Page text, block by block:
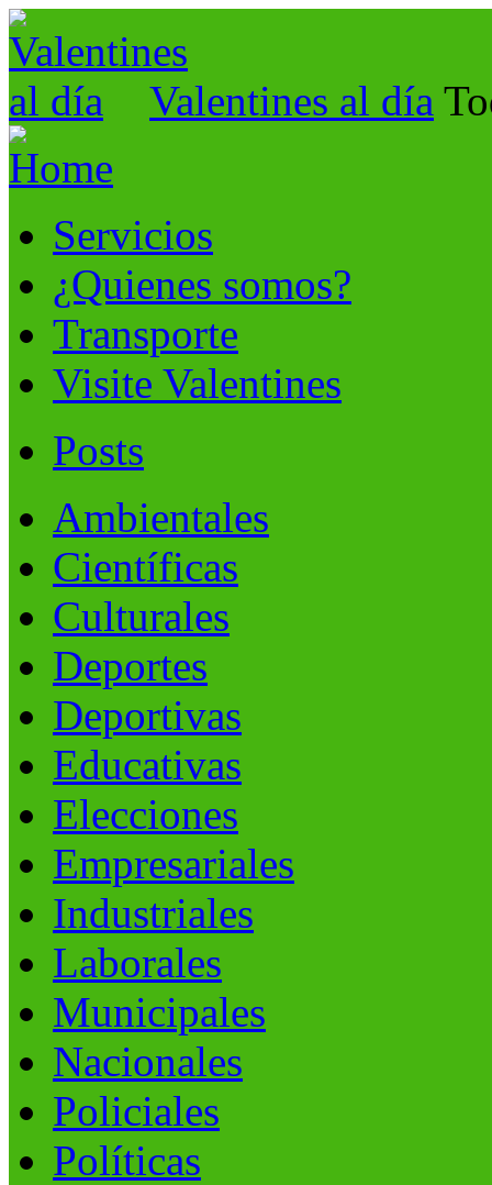
Valentines al día
Servicios
¿Quienes somos?
Transporte
Visite Valentines
Posts
Ambientales
Científicas
Culturales
Deportes
Deportivas
Educativas
Elecciones
Empresariales
Industriales
Laborales
Municipales
Nacionales
Policiales
Políticas